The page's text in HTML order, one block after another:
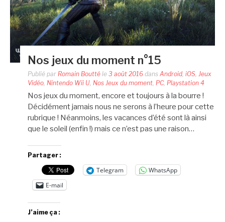
Nos jeux du moment n°15
Publié par Romain Boutté le 3 août 2016 dans Android iOS Jeux
Vidéo Nintendo Wii U Nos Jeux du moment PC, Playstation 4
Nos jeux du moment, encore et toujours à la bourre !
Décidément jamais nous ne serons à l’heure pour cette
rubrique ! Néanmoins, les vacances d’été sont là ainsi
que le soleil (enfin !) mais ce n’est pas une raison…
Partager :
Telegram
WhatsApp
E-mail
J’aime ça :